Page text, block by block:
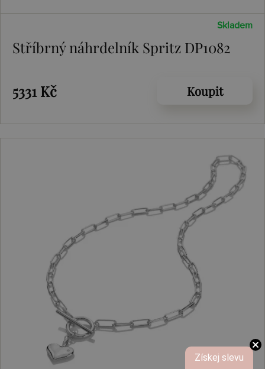
Skladem
Stříbrný náhrdelník Spritz DP1082
5331 Kč Koupit
Získej slevu